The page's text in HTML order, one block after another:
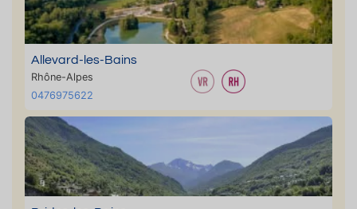
Allevard-les-Bains
Rhône-Alpes
0476975622